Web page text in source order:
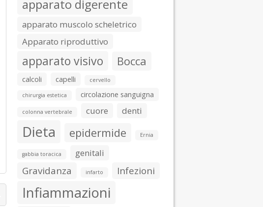
apparato digerente
apparato muscolo scheletrico
Apparato riproduttivo
apparato visivo Bocca
calcoli capelli cervello
chirurgia estetica circolazione sanguigna
colonna vertebrale cuore denti
Dieta epidermide Ernia
gabbia toracica genitali
Gravidanza infarto Infezioni
Infiammazioni